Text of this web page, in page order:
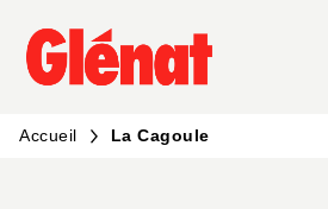
MENU RECHERCHE
PIED DE PAGE
Accueil La Cagoule